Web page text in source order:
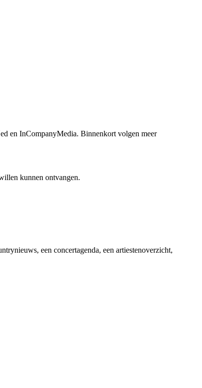
en InCompanyMedia. Binnenkort volgen meer
kunnen ontvangen.
een concertagenda, een artiestenoverzicht,